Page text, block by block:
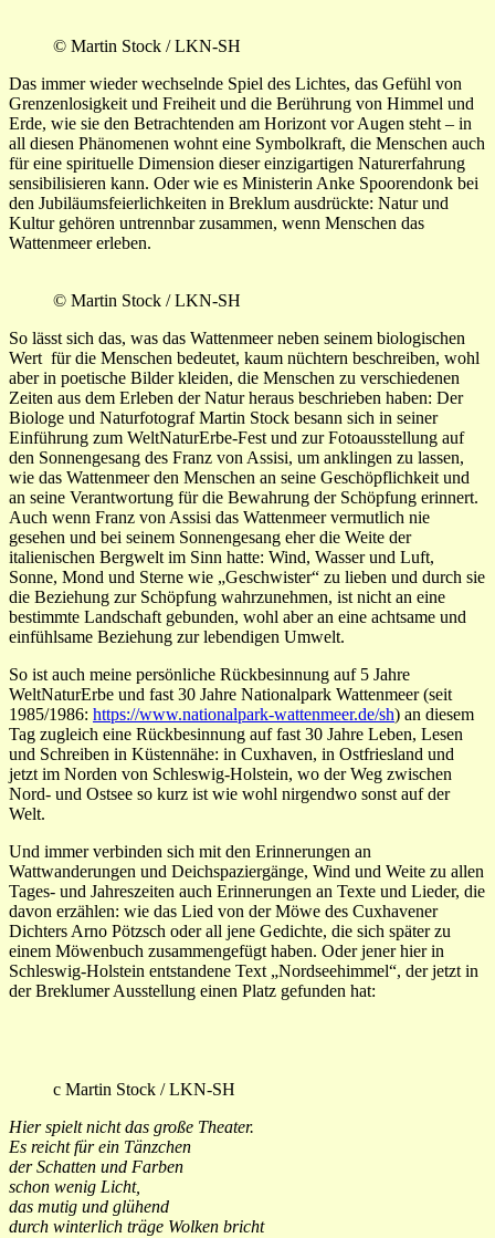
© Martin Stock / LKN-SH
Das immer wieder wechselnde Spiel des Lichtes, das Gefühl von
Grenzenlosigkeit und Freiheit und die Berührung von Himmel und
Erde, wie sie den Betrachtenden am Horizont vor Augen steht – in
all diesen Phänomenen wohnt eine Symbolkraft, die Menschen auch
für eine spirituelle Dimension dieser einzigartigen Naturerfahrung
sensibilisieren kann. Oder wie es Ministerin Anke Spoorendonk bei
den Jubiläumsfeierlichkeiten in Breklum ausdrückte: Natur und
Kultur gehören untrennbar zusammen, wenn Menschen das
Wattenmeer erleben.
© Martin Stock / LKN-SH
So lässt sich das, was das Wattenmeer neben seinem biologischen
Wert für die Menschen bedeutet, kaum nüchtern beschreiben, wohl
aber in poetische Bilder kleiden, die Menschen zu verschiedenen
Zeiten aus dem Erleben der Natur heraus beschrieben haben: Der
Biologe und Naturfotograf Martin Stock besann sich in seiner
Einführung zum WeltNaturErbe-Fest und zur Fotoausstellung auf
den Sonnengesang des Franz von Assisi, um anklingen zu lassen,
wie das Wattenmeer den Menschen an seine Geschöpflichkeit und
an seine Verantwortung für die Bewahrung der Schöpfung erinnert.
Auch wenn Franz von Assisi das Wattenmeer vermutlich nie
gesehen und bei seinem Sonnengesang eher die Weite der
italienischen Bergwelt im Sinn hatte: Wind, Wasser und Luft,
Sonne, Mond und Sterne wie „Geschwister“ zu lieben und durch sie
die Beziehung zur Schöpfung wahrzunehmen, ist nicht an eine
bestimmte Landschaft gebunden, wohl aber an eine achtsame und
einfühlsame Beziehung zur lebendigen Umwelt.
So ist auch meine persönliche Rückbesinnung auf 5 Jahre
WeltNaturErbe und fast 30 Jahre Nationalpark Wattenmeer (seit
1985/1986: https://www.nationalpark-wattenmeer.de/sh) an diesem
Tag zugleich eine Rückbesinnung auf fast 30 Jahre Leben, Lesen
und Schreiben in Küstennähe: in Cuxhaven, in Ostfriesland und
jetzt im Norden von Schleswig-Holstein, wo der Weg zwischen
Nord- und Ostsee so kurz ist wie wohl nirgendwo sonst auf der
Welt.
Und immer verbinden sich mit den Erinnerungen an
Wattwanderungen und Deichspaziergänge, Wind und Weite zu allen
Tages- und Jahreszeiten auch Erinnerungen an Texte und Lieder, die
davon erzählen: wie das Lied von der Möwe des Cuxhavener
Dichters Arno Pötzsch oder all jene Gedichte, die sich später zu
einem Möwenbuch zusammengefügt haben. Oder jener hier in
Schleswig-Holstein entstandene Text „Nordseehimmel“, der jetzt in
der Breklumer Ausstellung einen Platz gefunden hat:
c Martin Stock / LKN-SH
Hier spielt nicht das große Theater.
Es reicht für ein Tänzchen
der Schatten und Farben
schon wenig Licht,
das mutig und glühend
durch winterlich träge Wolken bricht